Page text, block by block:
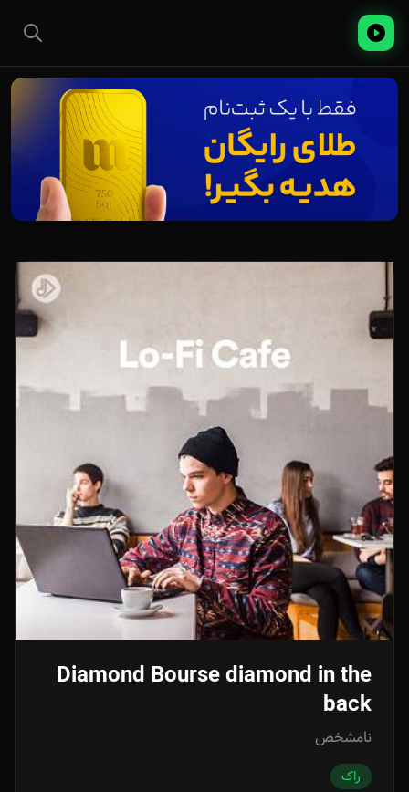
Diamond Bourse diamond in the
back
نامشخص
راک